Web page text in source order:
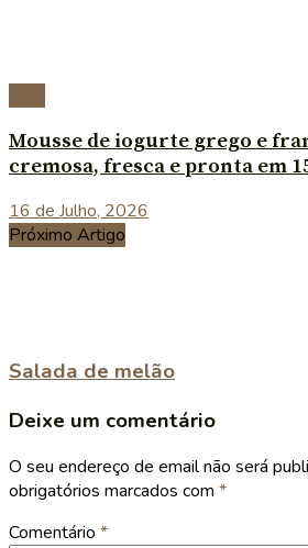
Mousse de iogurte grego e
cremosa, fresca e pronta em
16 de Julho, 2026
Próximo Artigo
Salada de melão
Deixe um comentário
O seu endereço de email não será
obrigatórios marcados com *
Comentário *